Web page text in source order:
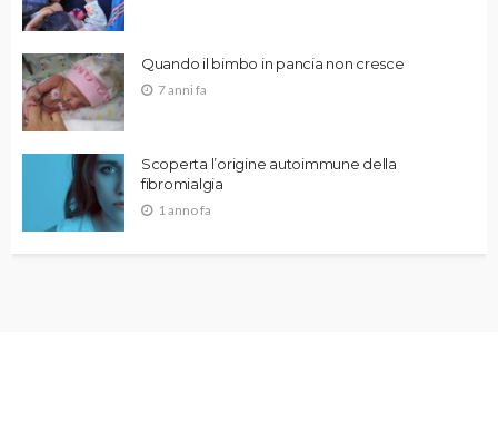
Quando il bimbo in pancia non cresce
7 anni fa
Scoperta l’origine autoimmune della
fibromialgia
1 anno fa